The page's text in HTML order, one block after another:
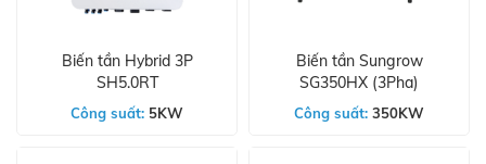
Biến tần Hybrid 3P
SH5.0RT
Công suất: 5KW
Biến tần Sungrow
SG350HX (3Pha)
Công suất: 350KW